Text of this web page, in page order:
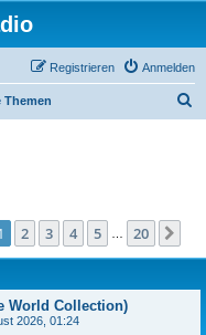
Anmelden
Registrieren
Themen
1von 20
2 3 4 5 20
World Collection)
2026, 01:24